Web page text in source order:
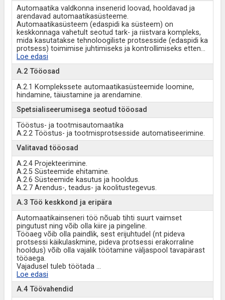
Automaatika valdkonna insenerid loovad, hooldavad ja
arendavad automaatikasüsteeme.
Automaatikasüsteem (edaspidi ka süsteem) on
keskkonnaga vahetult seotud tark- ja riistvara kompleks,
mida kasutatakse tehnoloogiliste protsesside (edaspidi ka
protsess) toimimise juhtimiseks ja kontrollimiseks etten...
Loe edasi
A.2 Tööosad
A.2.1 Komplekssete automaatikasüsteemide loomine,
hindamine, täiustamine ja arendamine.
Spetsialiseerumisega seotud tööosad
Tööstus- ja tootmisautomaatika
A.2.2 Tööstus- ja tootmisprotsesside automatiseerimine.
Valitavad tööosad
A.2.4 Projekteerimine.
A.2.5 Süsteemide ehitamine.
A.2.6 Süsteemide kasutus ja hooldus.
A.2.7 Arendus-, teadus- ja koolitustegevus.
A.3 Töö keskkond ja eripära
Automaatikainseneri töö nõuab tihti suurt vaimset
pingutust ning võib olla kiire ja pingeline.
Tööaeg võib olla paindlik, sest erijuhtudel (nt pideva
protsessi käikulaskmine, pideva protsessi erakorraline
hooldus) võib olla vajalik töötamine väljaspool tavapärast
tööaega.
Vajadusel tuleb töötada ...
Loe edasi
A.4 Töövahendid